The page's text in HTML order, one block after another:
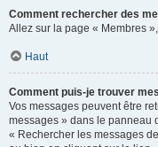
Comment rechercher des
Allez sur la page « Membres
Haut
Comment puis-je trouver
Vos messages peuvent être
messages » dans le panneau
« Rechercher les messages